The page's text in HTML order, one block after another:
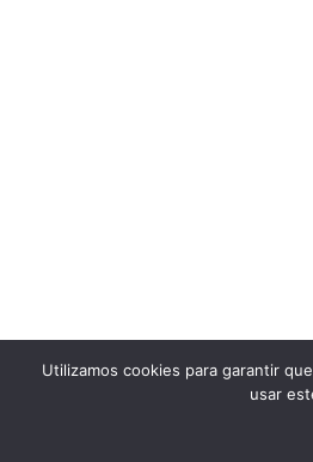
Utilizamos cookies para garantir
usar